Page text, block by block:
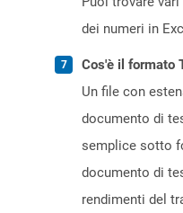
dei numeri in
Cos'è il formato
Un file con
documento di
semplice sotto
documento di
rendimenti del